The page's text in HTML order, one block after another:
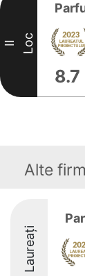
II Loc
8.7
Alte
Laureați